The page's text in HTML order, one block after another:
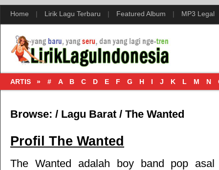
Home | Lirik Lagu Terbaru | Featured Album | MP3 Legal
ARTIS » # A B C D E F G H I J K L M N
Browse: / Lagu Barat / The Wanted
Profil The Wanted
The Wanted adalah boy band pop asal